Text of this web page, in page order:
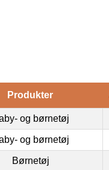
Produkter
og børnetøj
og børnetøj
Børnetøj